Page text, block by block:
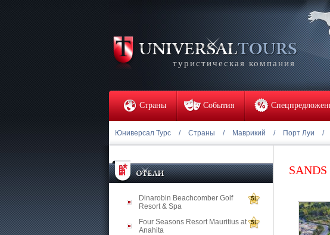
туристическая компания
Страны События
Юниверсал Турс / Страны / Маврикий / Порт Луи /
Dinarobin Beachcomber Golf
Resort & Spa
5L
Four Seasons Resort Mauritius at
Anahita
5L
SANDS